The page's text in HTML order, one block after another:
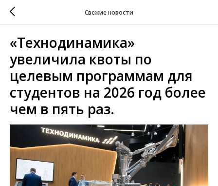
Свежие новости
«Технодинамика»
увеличила квоты по
целевым программам для
студентов на 2026 год более
чем в пять раз.